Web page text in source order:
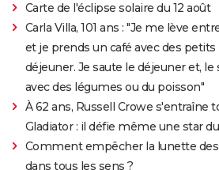
Carte de l'éclipse solaire du 12 août
Carla Villa, 101 ans : "Je me lève
et je prends un café avec des
déjeuner. Je saute le déjeuner et,
avec des légumes ou du poisson"
À 62 ans, Russell Crowe s'entraîne
Gladiator : il défie même une star
Comment empêcher la lunette
dans tous les sens ?